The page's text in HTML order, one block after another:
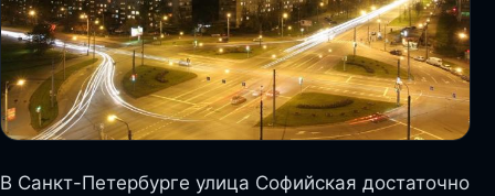
В Санкт-Петербурге улица Софийская достаточно